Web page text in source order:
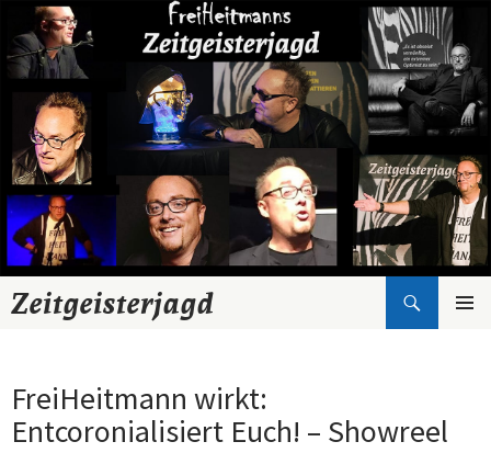
Zeitgeisterjagd
Suchen
Zum
FreiHeitmann wirkt:
Entcoronialisiert Euch! – Showreel